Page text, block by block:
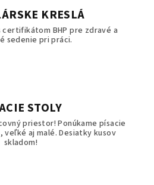
KRESLÁ
certifikátom BHP pre zdravé a
sedenie pri práci.
STOLY
priestor! Ponúkame písacie
aj malé. Desiatky kusov
skladom!